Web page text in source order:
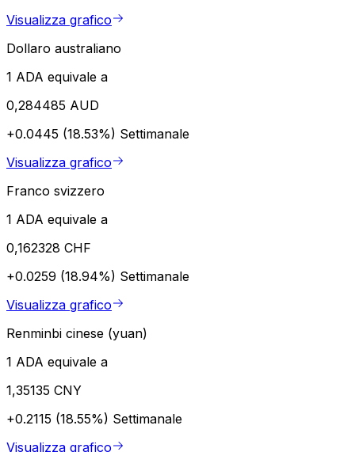
Visualizza grafico
Dollaro australiano
1 ADA equivale a
0,284485 AUD
+0.0445 (18.53%) Settimanale
Visualizza grafico
Franco svizzero
1 ADA equivale a
0,162328 CHF
+0.0259 (18.94%) Settimanale
Visualizza grafico
Renminbi cinese (yuan)
1 ADA equivale a
1,35135 CNY
+0.2115 (18.55%) Settimanale
Visualizza grafico